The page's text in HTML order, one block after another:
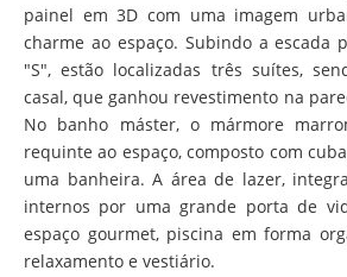
painel em 3D com uma imagem
charme ao espaço. Subindo a escada
"S", estão localizadas três suítes,
casal, que ganhou revestimento na
No banho máster, o mármore
requinte ao espaço, composto com
uma banheira. A área de lazer,
internos por uma grande porta de
espaço gourmet, piscina em forma
relaxamento e vestiário.